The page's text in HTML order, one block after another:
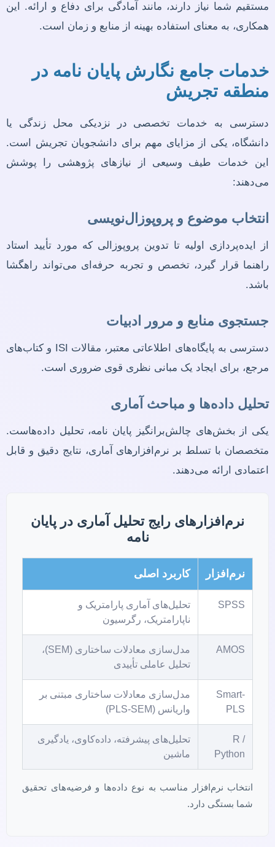
مستقیم شما نیاز دارند، مانند آمادگی برای دفاع و ارائه. این
همکاری، به معنای استفاده بهینه از منابع و زمان است.
خدمات جامع نگارش پایان نامه در
منطقه تجریش
دسترسی به خدمات تخصصی در نزدیکی محل زندگی یا
دانشگاه، یکی از مزایای مهم برای دانشجویان تجریش است.
این خدمات طیف وسیعی از نیازهای پژوهشی را پوشش
می‌دهند:
انتخاب موضوع و پروپوزال‌نویسی
از ایده‌پردازی اولیه تا تدوین پروپوزالی که مورد تأیید استاد
راهنما قرار گیرد، تخصص و تجربه حرفه‌ای می‌تواند راهگشا
باشد.
جستجوی منابع و مرور ادبیات
دسترسی به پایگاه‌های اطلاعاتی معتبر، مقالات ISI و کتاب‌های
مرجع، برای ایجاد یک مبانی نظری قوی ضروری است.
تحلیل داده‌ها و مباحث آماری
یکی از بخش‌های چالش‌برانگیز پایان نامه، تحلیل داده‌هاست.
متخصصان با تسلط بر نرم‌افزارهای آماری، نتایج دقیق و قابل
اعتمادی ارائه می‌دهند.
نرم‌افزارهای رایج تحلیل آماری در پایان
نامه
نرم‌افزار کاربرد اصلی
SPSS
تحلیل‌های آماری پارامتریک و
ناپارامتریک، رگرسیون
AMOS
مدل‌سازی معادلات ساختاری (SEM)،
تحلیل عاملی تأییدی
Smart-
PLS
مدل‌سازی معادلات ساختاری مبتنی بر
واریانس (PLS-SEM)
R /
Python
تحلیل‌های پیشرفته، داده‌کاوی، یادگیری
ماشین
انتخاب نرم‌افزار مناسب به نوع داده‌ها و فرضیه‌های تحقیق
شما بستگی دارد.